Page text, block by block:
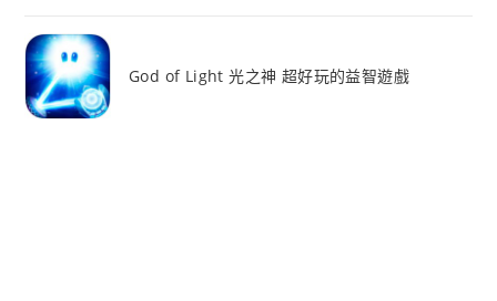
God of Light 光之神 超好玩的益智遊戲